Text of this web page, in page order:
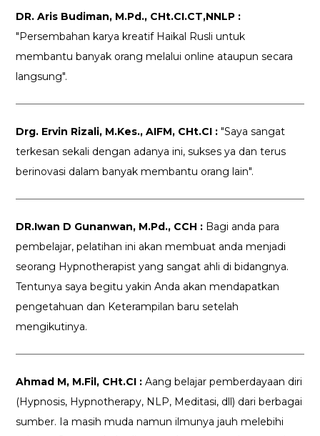
DR. Aris Budiman, M.Pd., CHt.CI.CT,NNLP :
"Persembahan karya kreatif Haikal Rusli untuk
membantu banyak orang melalui online ataupun secara
langsung".
Drg. Ervin Rizali, M.Kes., AIFM, CHt.CI : "Saya sangat
terkesan sekali dengan adanya ini, sukses ya dan terus
berinovasi dalam banyak membantu orang lain".
DR.Iwan D Gunanwan, M.Pd., CCH : Bagi anda para
pembelajar, pelatihan ini akan membuat anda menjadi
seorang Hypnotherapist yang sangat ahli di bidangnya.
Tentunya saya begitu yakin Anda akan mendapatkan
pengetahuan dan Keterampilan baru setelah
mengikutinya.
Ahmad M, M.Fil, CHt.CI : Aang belajar pemberdayaan diri
(Hypnosis, Hypnotherapy, NLP, Meditasi, dll) dari berbagai
sumber. Ia masih muda namun ilmunya jauh melebihi